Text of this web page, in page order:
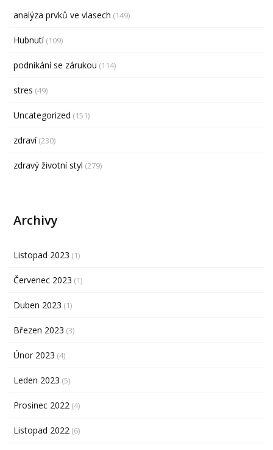
analýza prvků ve vlasech (149)
Hubnutí(109)
podnikání se zárukou (114)
stres (49)
Uncategorized (151)
zdraví(230)
zdravý životní styl (279)
Archivy
Listopad 2023 (1)
Červenec 2023 (1)
Duben 2023 (1)
Březen 2023 (3)
Únor 2023 (4)
Leden 2023 (5)
Prosinec 2022 (4)
Listopad 2022 (6)